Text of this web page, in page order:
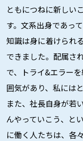
ともにつねに新しい
す。文系出身であっ
知識は身に着けられ
できました。配属さ
で、トライ&エラー
囲気があり、私には
また、社長自身が若
んやっていこう、と
に働く人たちは、各